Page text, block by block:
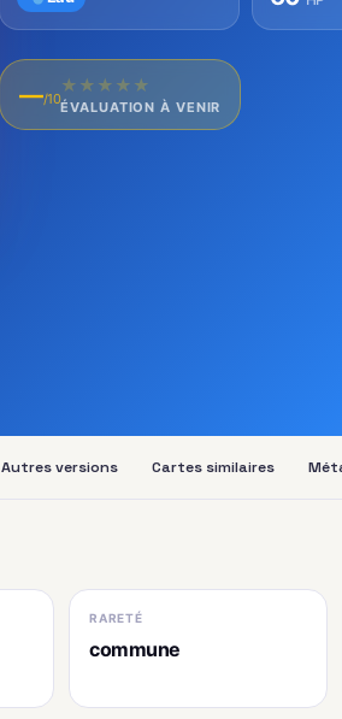
—/10
★ ★ ★ ★ ★
ÉVALUATION À VENIR
Autres versions Cartes similaires
RARETÉ
commune